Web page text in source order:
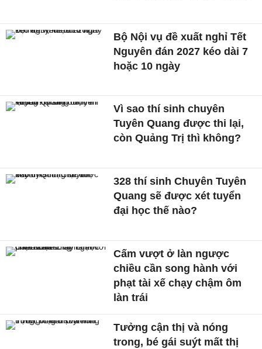
Bộ Nội vụ đề xuất nghỉ Tết
Nguyên đán 2027 kéo dài 7
hoặc 10 ngày
Vì sao thí sinh chuyên
Tuyên Quang được thi lại,
còn Quảng Trị thì không?
328 thí sinh Chuyên Tuyên
Quang sẽ được xét tuyển
đại học thế nào?
Cấm vượt ở làn ngược
chiều cần song hành với
phạt tài xế chạy chậm ôm
làn trái
Tưởng cận thị và nóng
trong, bé gái suýt mất thị